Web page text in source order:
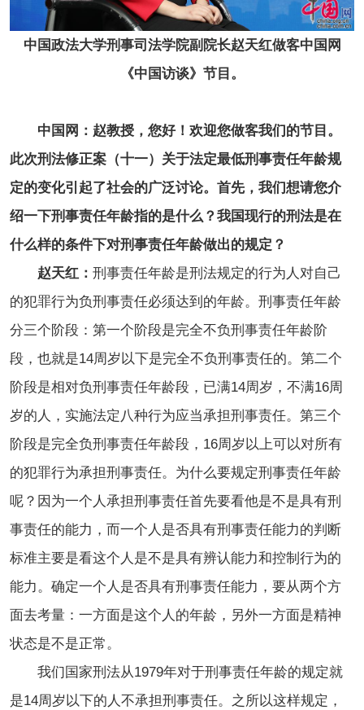
中国政法大学刑事司法学院副院长赵天红做客中国网
《中国访谈》节目。
中国网：赵教授，您好！欢迎您做客我们的节目。
此次刑法修正案（十一）关于法定最低刑事责任年龄规
定的变化引起了社会的广泛讨论。首先，我们想请您介
绍一下刑事责任年龄指的是什么？我国现行的刑法是在
什么样的条件下对刑事责任年龄做出的规定？
赵天红： 刑事责任年龄是刑法规定的行为人对自己
的犯罪行为负刑事责任必须达到的年龄。刑事责任年龄
分三个阶段：第一个阶段是完全不负刑事责任年龄阶
段，也就是14周岁以下是完全不负刑事责任的。第二个
阶段是相对负刑事责任年龄段，已满14周岁，不满16周
岁的人，实施法定八种行为应当承担刑事责任。第三个
阶段是完全负刑事责任年龄段，16周岁以上可以对所有
的犯罪行为承担刑事责任。为什么要规定刑事责任年龄
呢？因为一个人承担刑事责任首先要看他是不是具有刑
事责任的能力，而一个人是否具有刑事责任能力的判断
标准主要是看这个人是不是具有辨认能力和控制行为的
能力。确定一个人是否具有刑事责任能力，要从两个方
面去考量：一方面是这个人的年龄，另外一方面是精神
状态是不是正常。
我们国家刑法从1979年对于刑事责任年龄的规定就
是14周岁以下的人不承担刑事责任。之所以这样规定，